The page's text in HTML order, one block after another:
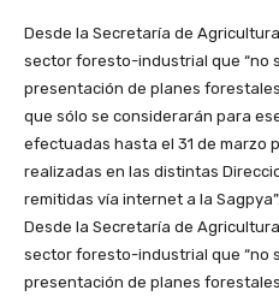
Desde la Secretaría de
sector foresto-industrial que “no
presentación de planes
que sólo se considerarán para
efectuadas hasta el 31 de marzo
realizadas en las distintas
remitidas vía internet a la Sagpya”.
Desde la Secretaría de
sector foresto-industrial que “no
presentación de planes